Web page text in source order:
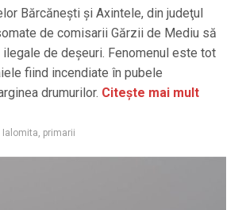
Bărcăneşti şi Axintele, din judeţul
de comisarii Gărzii de Mediu să
de deşeuri. Fenomenul este tot
fiind incendiate în pubele
drumurilor. Citește mai mult
Ialomita, primarii